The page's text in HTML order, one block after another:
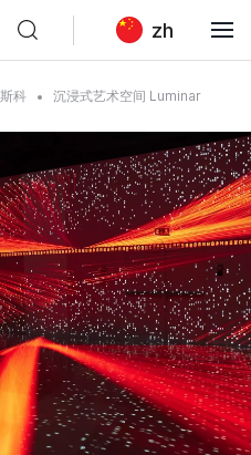
zh
科 沉浸式艺术空间 Luminar